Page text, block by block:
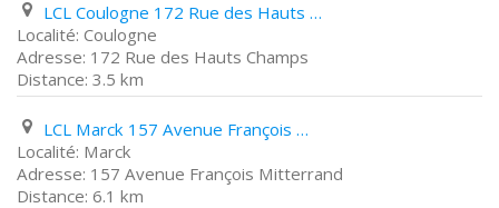
LCL Coulogne 172 Rue des Hauts Champs
Coulogne
172 Rue des Hauts Champs
3.5 km
LCL Marck 157 Avenue François Mitterrand
Marck
157 Avenue François Mitterrand
6.1 km